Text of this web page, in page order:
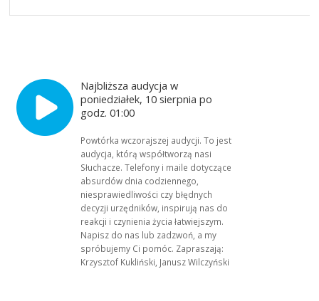
Najbliższa audycja w
poniedziałek, 10 sierpnia po
godz. 01:00
Powtórka wczorajszej audycji. To jest
audycja, którą współtworzą nasi
Słuchacze. Telefony i maile dotyczące
absurdów dnia codziennego,
niesprawiedliwości czy błędnych
decyzji urzędników, inspirują nas do
reakcji i czynienia życia łatwiejszym.
Napisz do nas lub zadzwoń, a my
spróbujemy Ci pomóc. Zapraszają:
Krzysztof Kukliński, Janusz Wilczyński